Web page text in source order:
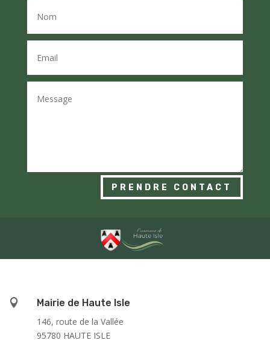
PRENDRE CONTACT

Mairie de Haute Isle
146, route de la Vallée
95780 HAUTE ISLE